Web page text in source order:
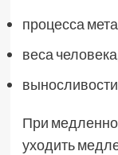
процесса
веса
При
уходить